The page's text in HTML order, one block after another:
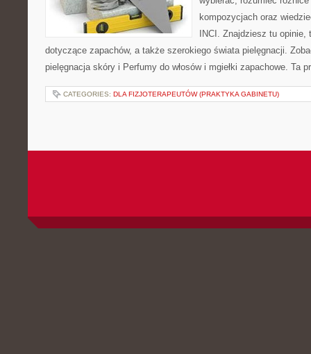
kompozycjach oraz
INCI. Znajdziesz tu
dotyczące zapachów, a także szerokiego świata pielęgnacji.
pielęgnacja skóry i Perfumy do włosów i mgiełki zapachowe. Ta
CATEGORIES: DLA FIZJOTERAPEUTÓW (PRAKTYKA GABINETU)